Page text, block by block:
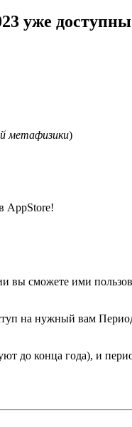
уже
метафизики)
AppStore!
вы сможете ими
на нужный вам
до конца года), и